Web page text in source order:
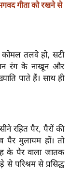
गीता को रखने से
तलवे हो, सटी
रंग के नाखून और
पाते हैं। साथ ही
रहित पैर, पैरों की
पैर मुलायम हों। तो
के पैर वाला जातक
से परिश्रम से प्रसिद्ध